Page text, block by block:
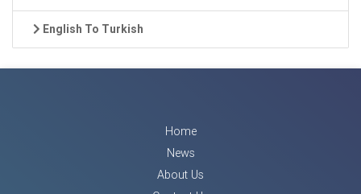
English To Turkish
Home
News
About Us